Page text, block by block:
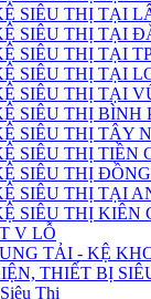
SIÊU THỊ TẠI
SIÊU THỊ TẠI
SIÊU THỊ TẠI
SIÊU THỊ TẠI
SIÊU THỊ TẠI
SIÊU THỊ BÌNH
SIÊU THỊ TÂY
SIÊU THỊ TIỀN
SIÊU THỊ
SIÊU THỊ TẠI
SIÊU THỊ KIÊN
V LỖ
TẢI - KỆ
THIẾT BỊ
Thị